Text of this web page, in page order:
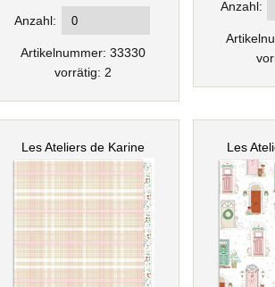
Anzahl:
Artikelnummer: 33330
vorrätig: 2
Anzahl:
Les Ateliers de Karine Les